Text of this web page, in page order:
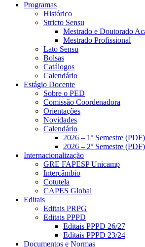
Programas
Histórico
Stricto Sensu
Mestrado e Doutorado
Mestrado Profissional
Lato Sensu
Bolsas
Catálogos
Calendário
Estágio Docente
Sobre o PED
Comissão Coordenadora
Orientações
Novidades
Calendário
2026 – 1º Semestre (PDF)
2026 – 2º Semestre (PDF)
Internacionalização
GRE FAPESP Unicamp
Intercâmbio
Cotutela
CAPES Global
Editais
Editais PRPG
Editais PPPD
Editais PPPD 26/27
Editais PPPD 23/24
Documentos e Normas